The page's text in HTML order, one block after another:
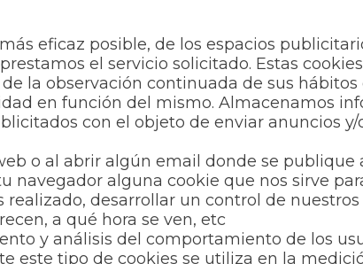
eficaz posible, de los espacios
el servicio solicitado. Estas
la observación continuada de sus
en función del mismo. Almacenamos
con el objeto de enviar anuncios
o al abrir algún email donde se
navegador alguna cookie que nos sirve
desarrollar un control de
a qué hora se ven, etc
y análisis del comportamiento de los
este tipo de cookies se utiliza en la